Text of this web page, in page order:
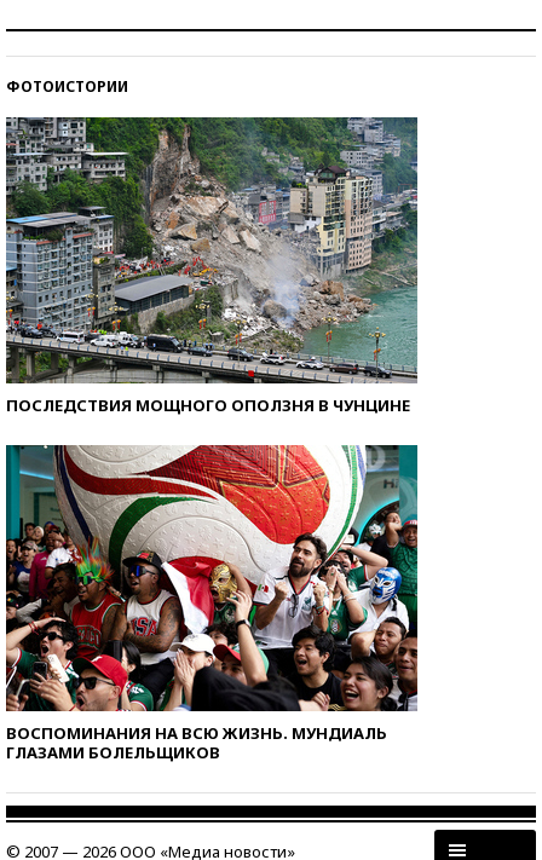
ФОТОИСТОРИИ
ПОСЛЕДСТВИЯ МОЩНОГО ОПОЛЗНЯ В ЧУНЦИНЕ
ВОСПОМИНАНИЯ НА ВСЮ ЖИЗНЬ. МУНДИАЛЬ
ГЛАЗАМИ БОЛЕЛЬЩИКОВ
© 2007 — 2026 ООО «Медиа новости»